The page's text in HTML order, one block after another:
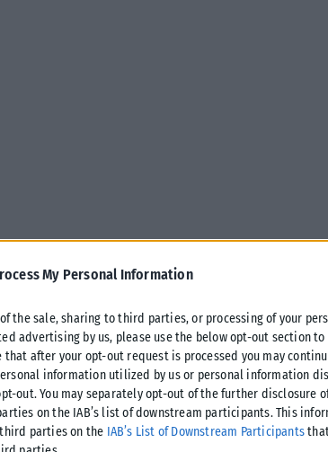
My Personal Information
the sale, sharing to third parties, or processing of your
advertising by us, please use the below opt-out section
that after your opt-out request is processed you may
information utilized by us or personal information
out. You may separately opt-out of the further disclosure
on the IAB’s list of downstream participants. This
parties on the IAB’s List of Downstream Participants